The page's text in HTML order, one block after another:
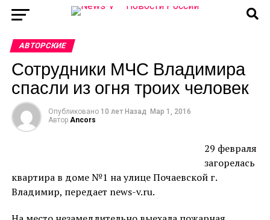
АВТОРСКИЕ
Сотрудники МЧС Владимира
спасли из огня троих человек
Опубликовано 10 лет Назад
Мар 1, 2016
Автор Ancors
29 февраля
загорелась
квартира в доме №1 на улице Почаевской г.
Владимир, передает news-v.ru.